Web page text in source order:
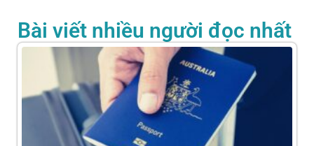
Bài viết nhiều người đọc nhất